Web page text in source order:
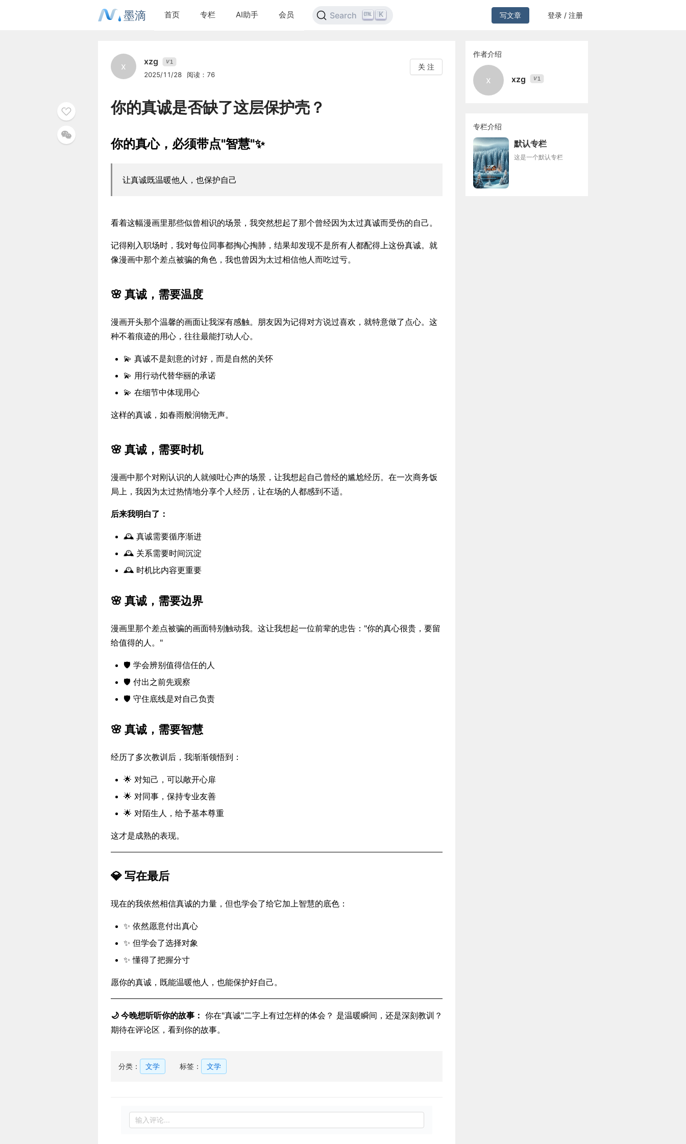
墨滴 首页 专栏 AI助手 会员 Search K 写文章 登录 / 注册
x xzg V1
2025/11/28 阅读：76
关 注
你的真诚是否缺了这层保护壳？
你的真心，必须带点"智慧"✨
让真诚既温暖他人，也保护自己
看着这幅漫画里那些似曾相识的场景，我突然想起了那个曾经因为太过真诚而受伤的自己。
记得刚入职场时，我对每位同事都掏心掏肺，结果却发现不是所有人都配得上这份真诚。就
像漫画中那个差点被骗的角色，我也曾因为太过相信他人而吃过亏。
🌸 真诚，需要温度
漫画开头那个温馨的画面让我深有感触。朋友因为记得对方说过喜欢，就特意做了点心。这
种不着痕迹的用心，往往最能打动人心。
💫 真诚不是刻意的讨好，而是自然的关怀
💫 用行动代替华丽的承诺
💫 在细节中体现用心
这样的真诚，如春雨般润物无声。
🌸 真诚，需要时机
漫画中那个对刚认识的人就倾吐心声的场景，让我想起自己曾经的尴尬经历。在一次商务饭
局上，我因为太过热情地分享个人经历，让在场的人都感到不适。
后来我明白了：
🕰️ 真诚需要循序渐进
🕰️ 关系需要时间沉淀
🕰️ 时机比内容更重要
🌸 真诚，需要边界
漫画里那个差点被骗的画面特别触动我。这让我想起一位前辈的忠告："你的真心很贵，要留
给值得的人。"
🛡️ 学会辨别值得信任的人
🛡️ 付出之前先观察
🛡️ 守住底线是对自己负责
🌸 真诚，需要智慧
经历了多次教训后，我渐渐领悟到：
🌟 对知己，可以敞开心扉
🌟 对同事，保持专业友善
🌟 对陌生人，给予基本尊重
这才是成熟的表现。
💎 写在最后
现在的我依然相信真诚的力量，但也学会了给它加上智慧的底色：
✨ 依然愿意付出真心
✨ 但学会了选择对象
✨ 懂得了把握分寸
愿你的真诚，既能温暖他人，也能保护好自己。
🌙 今晚想听听你的故事： 你在"真诚"二字上有过怎样的体会？ 是温暖瞬间，还是深刻教训？
期待在评论区，看到你的故事。
分类： 文学 标签： 文学
作者介绍
x xzg V1
专栏介绍
默认专栏
这是一个默认专栏